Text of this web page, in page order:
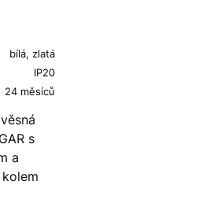
bílá, zlatá
IP20
24 měsíců
s
a